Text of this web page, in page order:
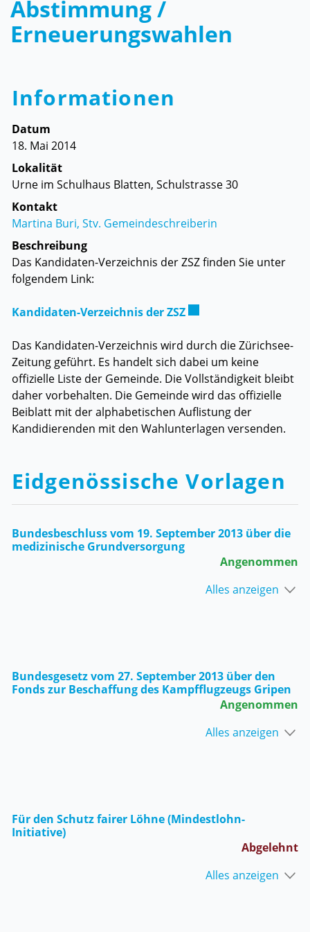
Abstimmung /
Erneuerungswahlen
Informationen
Datum
18. Mai 2014
Lokalität
Urne im Schulhaus Blatten, Schulstrasse 30
Kontakt
Martina Buri, Stv. Gemeindeschreiberin
Beschreibung
Das Kandidaten-Verzeichnis der ZSZ finden Sie unter
folgendem Link:
Kandidaten-Verzeichnis der ZSZExterner Link wird in
Das Kandidaten-Verzeichnis wird durch die Zürichsee-
Zeitung geführt. Es handelt sich dabei um keine
offizielle Liste der Gemeinde. Die Vollständigkeit bleibt
daher vorbehalten. Die Gemeinde wird das offizielle
Beiblatt mit der alphabetischen Auflistung der
Kandidierenden mit den Wahlunterlagen versenden.
Eidgenössische Vorlagen
Bundesbeschluss vom 19. September 2013 über die
medizinische Grundversorgung
Angenommen
Alles anzeigen
Bundesgesetz vom 27. September 2013 über den
Fonds zur Beschaffung des Kampfflugzeugs Gripen
Angenommen
Alles anzeigen
Für den Schutz fairer Löhne (Mindestlohn-
Initiative)
Abgelehnt
Alles anzeigen